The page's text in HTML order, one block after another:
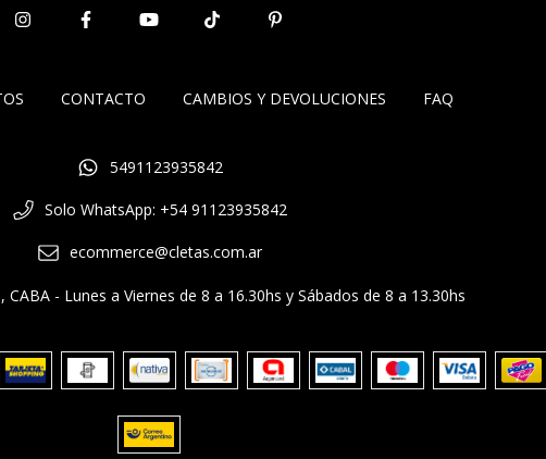
CONTACTO CAMBIOS Y DEVOLUCIONES FAQ
5491123935842
Solo WhatsApp: +54 91123935842
ecommerce@cletas.com.ar
CABA - Lunes a Viernes de 8 a 16.30hs y Sábados de 8 a 13.30hs